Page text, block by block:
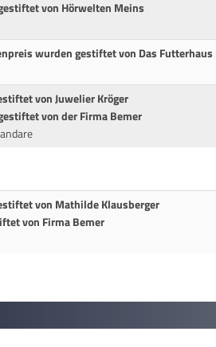
von Hörwelten Meins
wurden gestiftet von Das Futterhaus
von Juwelier Kröger
von der Firma Bemer
von Mathilde Klausberger
von Firma Bemer